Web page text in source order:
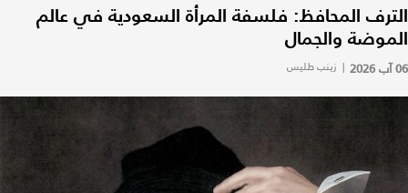
الترف المحافظ: فلسفة المرأة السعودية في عالم
الموضة والجمال
06 آب 2026 | زينب طليس